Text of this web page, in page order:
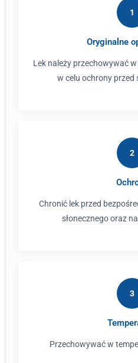
1
Oryginalne
Lek należy przechowywać
w celu ochrony przed
2
Chronić lek przed
słonecznego oraz
3
Przechowywać w